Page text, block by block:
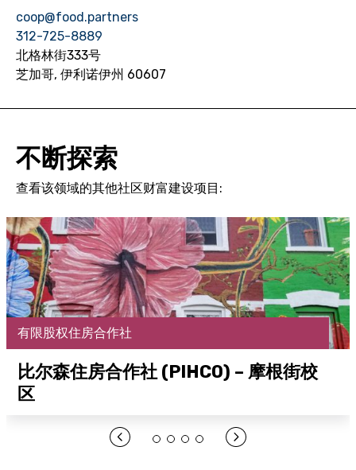
coop@food.partners
312-725-8889
北格林街333号
芝加哥, 伊利诺伊州 60607
不断探索
查看该领域的其他社区财富建设项目:
有限股权住房合作社
比尔森住房合作社 (PIHCO) – 摩根街校
区